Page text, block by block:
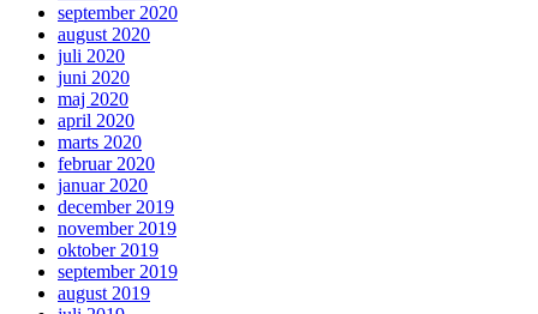
september 2020
august 2020
juli 2020
juni 2020
maj 2020
april 2020
marts 2020
februar 2020
januar 2020
december 2019
november 2019
oktober 2019
september 2019
august 2019